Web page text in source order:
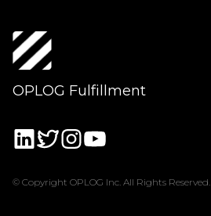
OPLOG Fulfillment
© Copyright OPLOG Inc. All Rights Reserved.